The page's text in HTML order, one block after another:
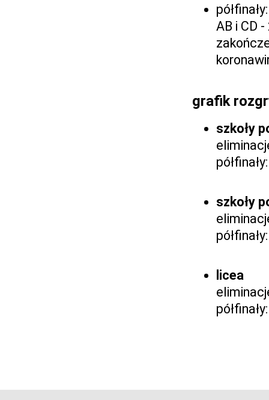
półfinały:
AB i CD
grafik
szkoły
szkoły
licea